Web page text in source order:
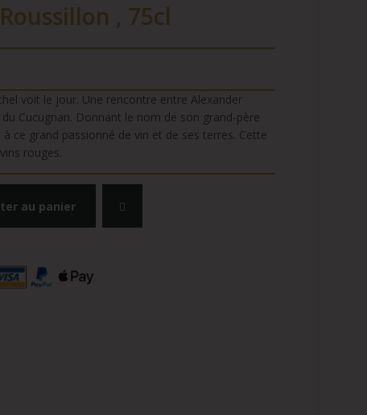
, 75cl
voit le jour. Une rencontre entre Alexander
Cucugnan. Donnant le nom de son grand-père
ce grand passionné de vin et de ses terres. Cette
rouges.
au panier